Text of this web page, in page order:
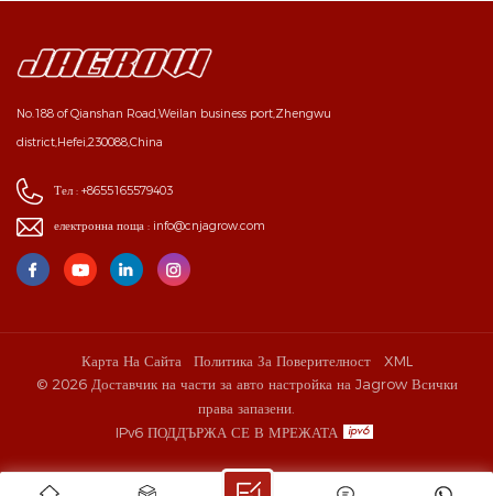
No.188 of Qianshan Road,Weilan business port,Zhengwu
district,Hefei,230088,China
Тел : +8655165579403
електронна поща : info@cnjagrow.com
Карта На Сайта Политика За Поверителност
XML
© 2026 Доставчик на части за авто настройка на Jagrow Всички
права запазени.
IPv6 ПОДДЪРЖА СЕ В МРЕЖАТА